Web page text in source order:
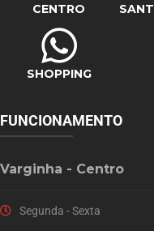
CENTRO
SHOPPING
FUNCIONAMENTO
Varginha - Centro
Segunda - Sexta